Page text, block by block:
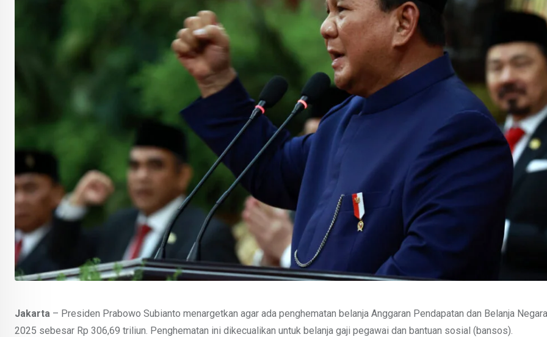
Jakarta – Presiden Prabowo Subianto menargetkan agar ada penghematan belanja Anggaran Pendapatan dan Belanja
2025 sebesar Rp 306,69 triliun. Penghematan ini dikecualikan untuk belanja gaji pegawai dan bantuan sosial (bansos).